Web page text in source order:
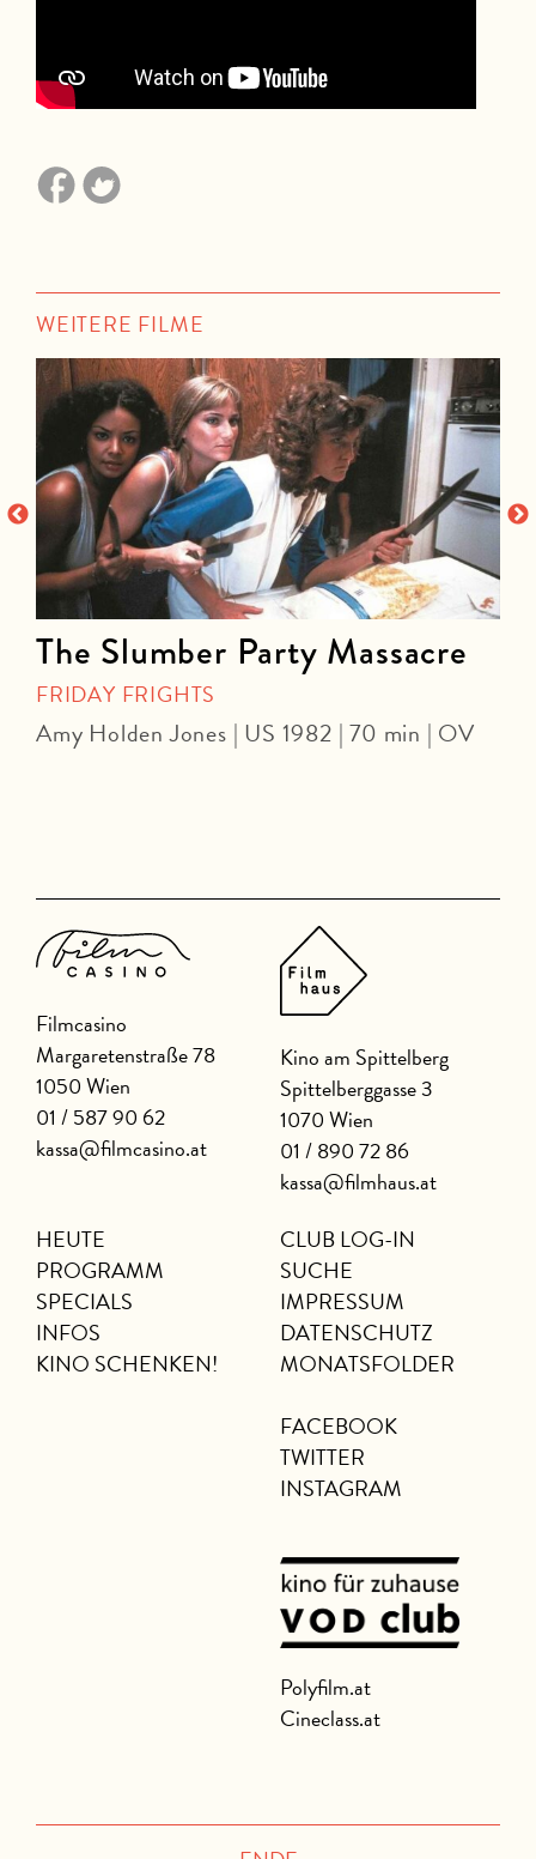
WEITERE FILME
The Slumber Party Massacre
FRIDAY FRIGHTS
Amy Holden Jones | US 1982 | 70 min | OV
Filmcasino
Margaretenstraße 78
1050 Wien
01 / 587 90 62
kassa@filmcasino.at
Kino am Spittelberg
Spittelberggasse 3
1070 Wien
01 / 890 72 86
kassa@filmhaus.at
HEUTE
PROGRAMM
SPECIALS
INFOS
KINO SCHENKEN!
CLUB LOG-IN
SUCHE
IMPRESSUM
DATENSCHUTZ
MONATSFOLDER
FACEBOOK
TWITTER
INSTAGRAM
Polyfilm.at
Cineclass.at